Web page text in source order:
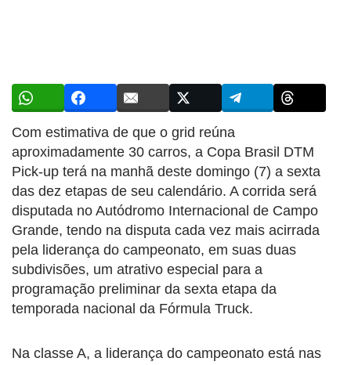
Com estimativa de que o grid reúna
aproximadamente 30 carros, a Copa Brasil DTM
Pick-up terá na manhã deste domingo (7) a sexta
das dez etapas de seu calendário. A corrida será
disputada no Autódromo Internacional de Campo
Grande, tendo na disputa cada vez mais acirrada
pela liderança do campeonato, em suas duas
subdivisões, um atrativo especial para a
programação preliminar da sexta etapa da
temporada nacional da Fórmula Truck.
Na classe A, a liderança do campeonato está nas